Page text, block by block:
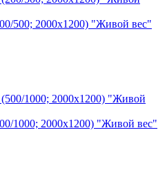
2000х1200) "Живой вес"
2000х1200) "Живой вес"